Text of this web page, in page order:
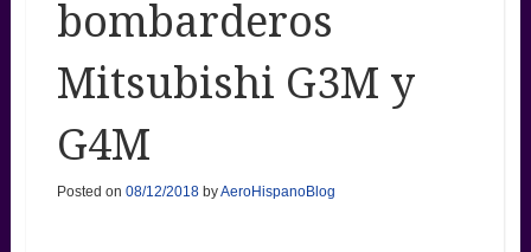
bombarderos
Mitsubishi G3M y
G4M
Posted on 08/12/2018byAeroHispanoBlog